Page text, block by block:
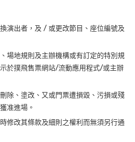
演出者，及 / 或更改節目、座位編號及
場地規則及主辦機構或有訂定的特別規
於撲飛售票網站/流動應用程式/或主辦
除、塗改、又或門票遭損毀、污損或殘
准進場。
修改其條款及細則之權利而無須另行通